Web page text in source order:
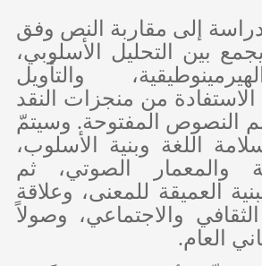
إلى مقاربة النص وفق
بين التحليل الأسلوبي،
والتأويل
الاستفادة من منجزات النقد
النصوص المفتوحة. وسيتمّ
اللغة وبنية الأسلوب،
والمعمار الصوتي، ثم
العميقة للمعنى، وعلاقة
والاجتماعي، وصولاً
العام.